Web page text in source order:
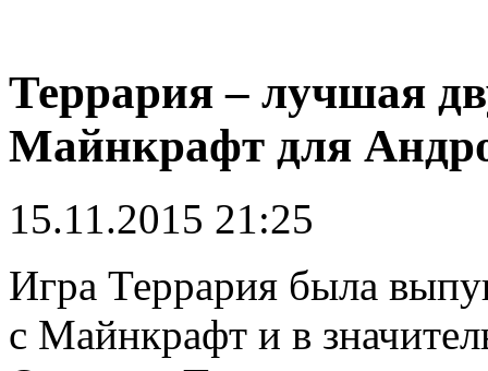
Террария – лучшая
Майнкрафт для
15.11.2015 21:25
Игра Террария была
с Майнкрафт и в